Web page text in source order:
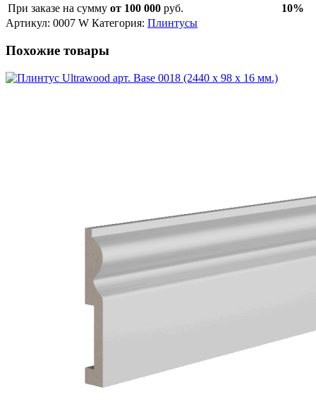
При заказе на сумму от 100 000 руб.
10%
Артикул: 0007 W Категория: Плинтусы
Похожие товары